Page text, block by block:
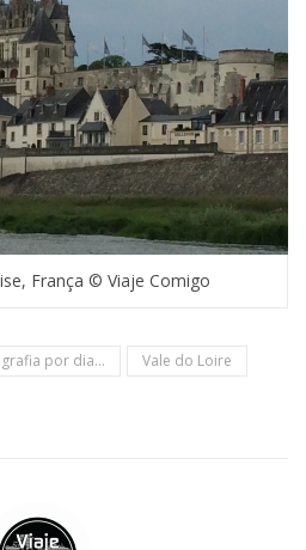
França © Viaje Comigo
por dia... Vale do Loire